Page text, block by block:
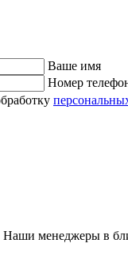
Ваше имя
Номер
Наши менеджеры в